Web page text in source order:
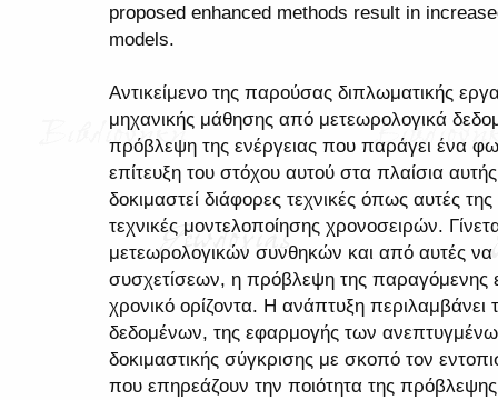
proposed enhanced methods result in
models.
Αντικείμενο της παρούσας διπλωματικής
μηχανικής μάθησης από μετεωρολογικά
πρόβλεψη της ενέργειας που παράγει ένα
επίτευξη του στόχου αυτού στα πλαίσια
δοκιμαστεί διάφορες τεχνικές όπως αυτές
τεχνικές μοντελοποίησης χρονοσειρών.
μετεωρολογικών συνθηκών και από αυτές
συσχετίσεων, η πρόβλεψη της παραγόμενης
χρονικό ορίζοντα. Η ανάπτυξη
δεδομένων, της εφαρμογής των
δοκιμαστικής σύγκρισης με σκοπό τον
που επηρεάζουν την ποιότητα της